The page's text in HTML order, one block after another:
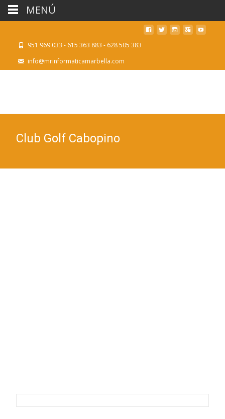
951 969 033 - 615 363 883 - 628 505 383
info@mrinformaticamarbella.com
Club Golf Cabopino
MENÚ